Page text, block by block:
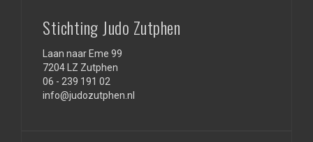
Stichting Judo Zutphen
Laan naar Eme 99
7204 LZ Zutphen
06 - 239 191 02
info@judozutphen.nl